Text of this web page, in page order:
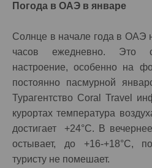
Погода в ОАЭ в январе
Солнце в начале года в ОАЭ
часов ежедневно. Это
настроение, особенно на
постоянно пасмурной
Турагентство Coral Travel
курортах температура
достигает +24°C. В
остывает, до +16-+18°C,
туристу не помешает.